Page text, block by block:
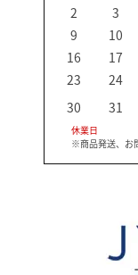
2
3
9
10
16
17
23
24
30
31
休業日
※商品発送、お